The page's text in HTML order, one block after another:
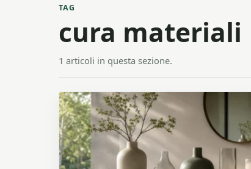
TAG
cura materiali
1 articoli in questa sezione.